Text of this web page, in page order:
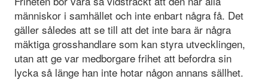
människor i samhället och inte enbart några få. Det
gäller således att se till att det inte bara är några
mäktiga grosshandlare som kan styra utvecklingen,
utan att ge var medborgare frihet att befordra sin
lycka så länge han inte hotar någon annans sällhet.